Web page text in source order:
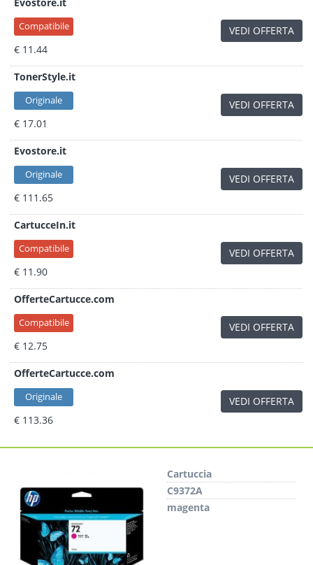
Compatibile
€ 11.44
VEDI OFFERTA
TonerStyle.it
Originale
€ 17.01
VEDI OFFERTA
Evostore.it
Originale
€ 111.65
VEDI OFFERTA
CartucceIn.it
Compatibile
€ 11.90
VEDI OFFERTA
OfferteCartucce.com
Compatibile
€ 12.75
VEDI OFFERTA
OfferteCartucce.com
Originale
€ 113.36
VEDI OFFERTA
Cartuccia
C9372A
magenta